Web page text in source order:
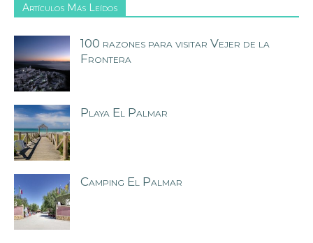
Artículos Más Leídos
100 razones para visitar Vejer de la
Frontera
Playa El Palmar
Camping El Palmar